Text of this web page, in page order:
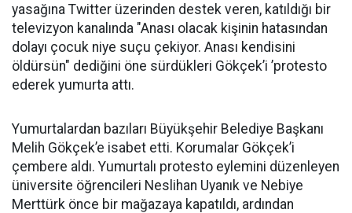
yasağına Twitter üzerinden destek veren, katıldığı bir
televizyon kanalında "Anası olacak kişinin hatasından
dolayı çocuk niye suçu çekiyor. Anası kendisini
öldürsün" dediğini öne sürdükleri Gökçek’i ’protesto
ederek yumurta attı.
Yumurtalardan bazıları Büyükşehir Belediye Başkanı
Melih Gökçek’e isabet etti. Korumalar Gökçek’i
çembere aldı. Yumurtalı protesto eylemini düzenleyen
üniversite öğrencileri Neslihan Uyanık ve Nebiye
Merttürk önce bir mağazaya kapatıldı, ardından